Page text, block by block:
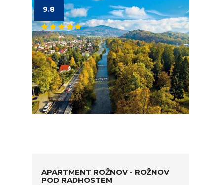
9.8
APARTMENT ROŽNOV - ROŽNOV
POD RADHOSTEM